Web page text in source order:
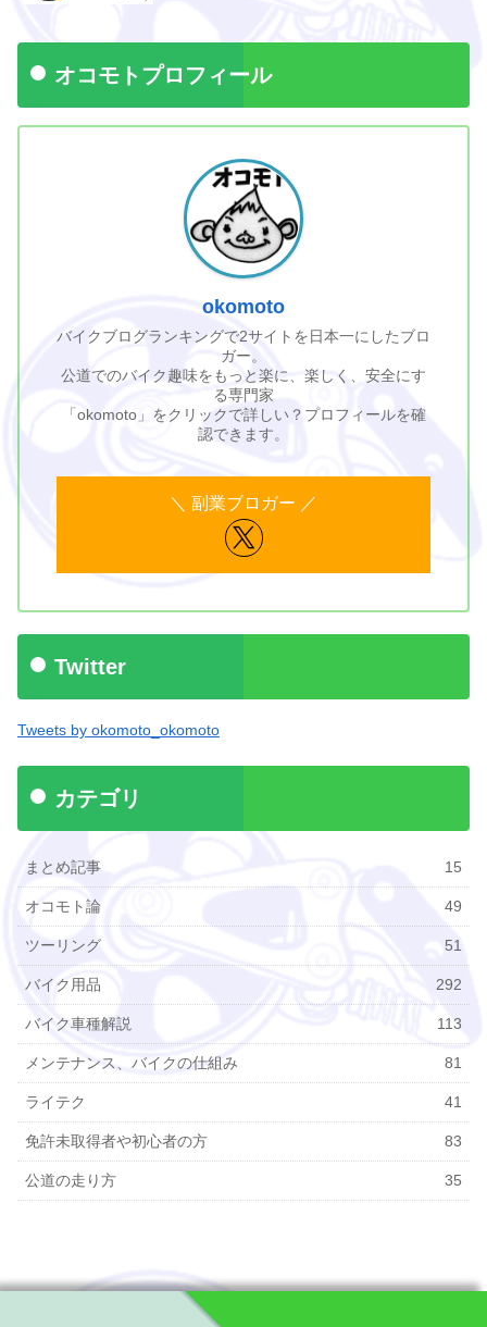
オコモトプロフィール
okomoto
バイクブログランキングで2サイトを日本一にしたブロ
ガー。
公道でのバイク趣味をもっと楽に、楽しく、安全にす
る専門家
「okomoto」をクリックで詳しい？プロフィールを確
認できます。
Twitter
Tweets by okomoto_okomoto
カテゴリ
まとめ記事 15
オコモト論 49
ツーリング 51
バイク用品 292
バイク車種解説 113
メンテナンス、バイクの仕組み 81
ライテク 41
免許未取得者や初心者の方 83
公道の走り方 35